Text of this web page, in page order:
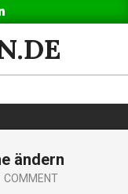
ändern
COMMENT